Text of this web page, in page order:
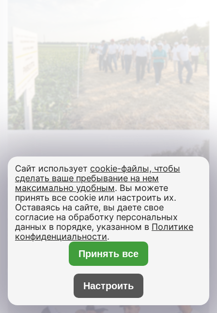
Бот Max
Здравствуйте! Напишите мне,
если у Вас появятся вопросы.
×
Сайт использует cookie-файлы, чтобы
сделать ваше пребывание на нем
максимально удобным. Вы можете
принять все cookie или настроить их.
Оставаясь на сайте, вы даете свое
согласие на обработку персональных
данных в порядке, указанном в Политике
конфиденциальности.
Принять все
Настроить